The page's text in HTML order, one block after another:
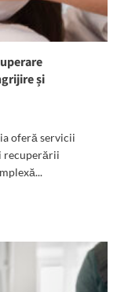
și
oferă servicii
recuperării